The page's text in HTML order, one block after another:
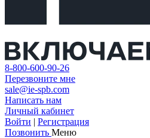
8-800-600-90-26
Перезвоните мне
sale@ie-spb.com
Написать нам
Личный кабинет
Войти | Регистрация
Позвонить Меню